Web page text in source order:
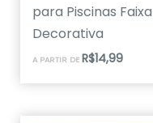
para Piscinas Faixa
Decorativa
A PARTIR DE R$14,99